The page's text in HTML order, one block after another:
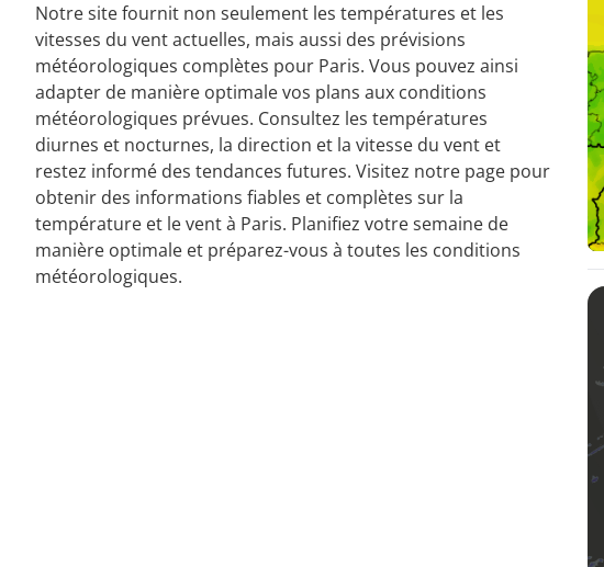
Notre site fournit non seulement les températures et les
vitesses du vent actuelles, mais aussi des prévisions
météorologiques complètes pour Paris. Vous pouvez ainsi
adapter de manière optimale vos plans aux conditions
météorologiques prévues. Consultez les températures
diurnes et nocturnes, la direction et la vitesse du vent et
restez informé des tendances futures. Visitez notre page pour
obtenir des informations fiables et complètes sur la
température et le vent à Paris. Planifiez votre semaine de
manière optimale et préparez-vous à toutes les conditions
météorologiques.